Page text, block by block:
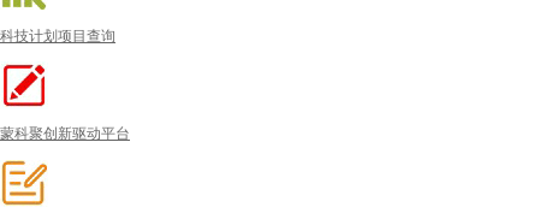
科技计划项目查询
蒙科聚创新驱动平台